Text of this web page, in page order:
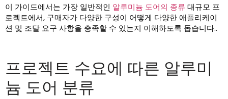
이 가이드에서는 가장 일반적인 알루미늄 도어의 종류 대규모 프
로젝트에서, 구매자가 다양한 구성이 어떻게 다양한 애플리케이
션 및 조달 요구 사항을 충족할 수 있는지 이해하도록 돕습니다..
프로젝트 수요에 따른 알루미
늄 도어 분류